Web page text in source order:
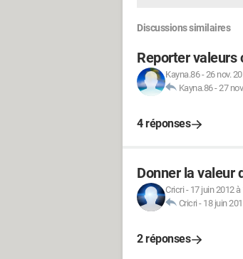
Discussions similaires
Reporter valeurs
Kayna.86-26 nov.
Kayna.86-27
4 réponses
Donner la valeur
Cricri - 17 juin 2012 à
Cricri - 18 juin
2 réponses